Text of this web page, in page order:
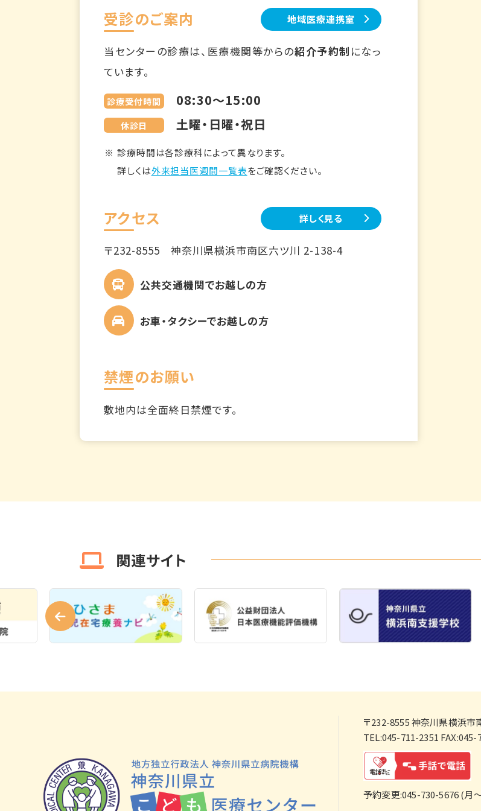
受診のご案内 地域医療連携室
当センターの診療は、医療機関等からの紹介予約制 になっ
ています。
診療受付時間 08:30～15:00
休診日 土曜・日曜・祝日
診療時間は各診療科によって異なります。
詳しくは外来担当医週間一覧表をご確認ください。
アクセス 詳しく見る
〒232-8555神奈川県横浜市南区六ツ川 2-138-4
公共交通機関でお越しの方
お車・タクシーでお越しの方
禁煙のお願い
敷地内は全面終日禁煙です。
関連サイト
〒232-8555神奈川県横浜市
TEL:045-711-2351 FAX:045-
予約変更:045-730-5676 (月